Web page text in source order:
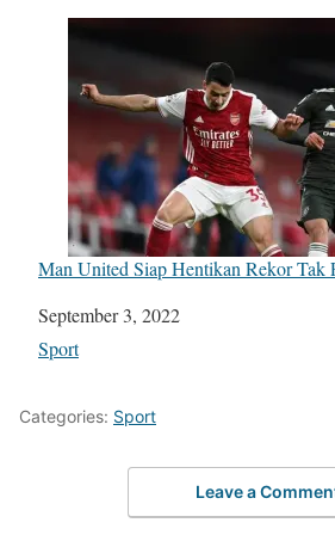
Man United Siap Hentikan Rekor Tak
Date
September 3, 2022
In relation to
Sport
Categories: Sport
Leave a